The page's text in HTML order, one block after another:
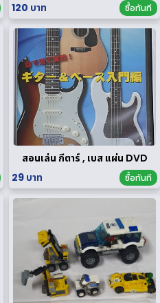
120 บาท
ซื้อทันที
สอนเล่น กีตาร์ , เบส แผ่น DVD
29 บาท
ซื้อทันที